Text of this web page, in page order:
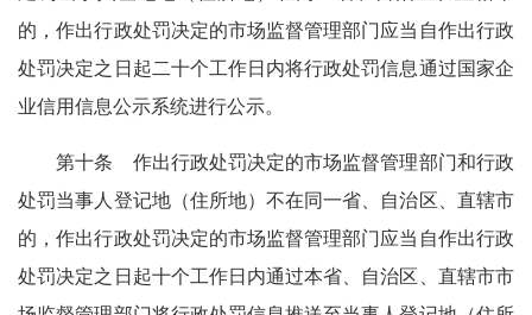
的，作出行政处罚决定的市场监督管理部门应当自作出行政
处罚决定之日起二十个工作日内将行政处罚信息通过国家企
业信用信息公示系统进行公示。
第十条 作出行政处罚决定的市场监督管理部门和行政
处罚当事人登记地（住所地）不在同一省、自治区、直辖市
的，作出行政处罚决定的市场监督管理部门应当自作出行政
处罚决定之日起十个工作日内通过本省、自治区、直辖市市